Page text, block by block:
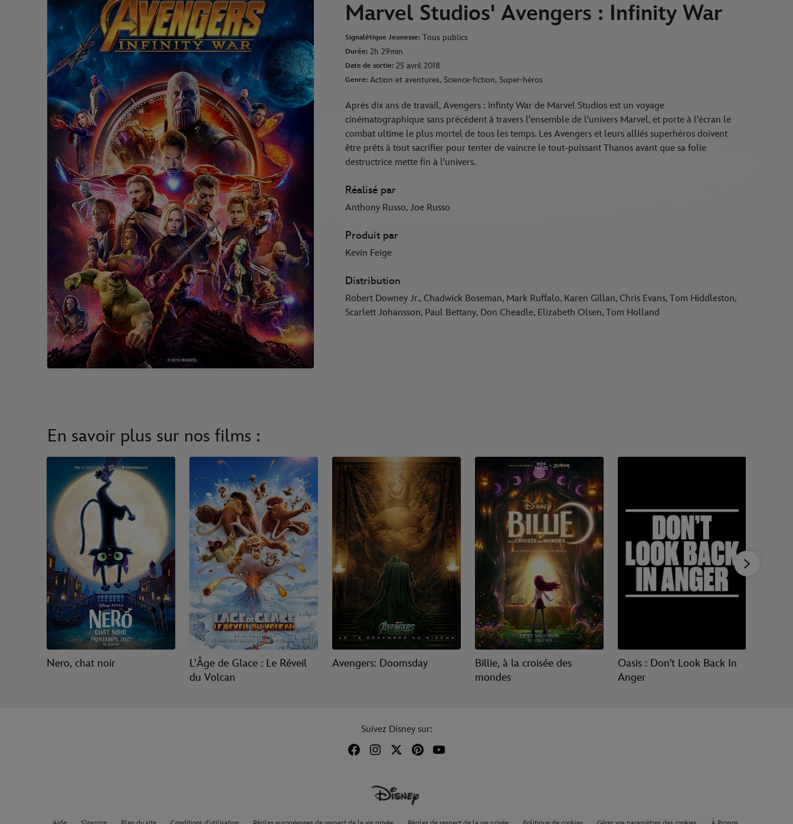
Marvel Studios' Avengers : Infinity War
Signalétique Jeunesse: Tous publics
Durée: 2h 29min
Date de sortie: 25 avril 2018
Genre: Action et aventures, Science-fiction, Super-héros
Après dix ans de travail, Avengers : Infinty War de Marvel Studios est un voyage
cinématographique sans précédent à travers l'ensemble de l'univers Marvel, et porte à l'écran le
combat ultime le plus mortel de tous les temps. Les Avengers et leurs alliés superhéros doivent
être prêts à tout sacrifier pour tenter de vaincre le tout-puissant Thanos avant que sa folie
destructrice mette fin à l'univers.
Réalisé par
Anthony Russo, Joe Russo
Produit par
Kevin Feige
Distribution
Robert Downey Jr., Chadwick Boseman, Mark Ruffalo, Karen Gillan, Chris Evans, Tom Hiddleston,
Scarlett Johansson, Paul Bettany, Don Cheadle, Elizabeth Olsen, Tom Holland
En savoir plus sur nos films :
Nero, chat noir
L’Âge de Glace : Le Réveil
du Volcan
Avengers: Doomsday
Billie, à la croisée des
mondes
Oasis : Don't Look Back In
Anger
Suivez Disney sur: